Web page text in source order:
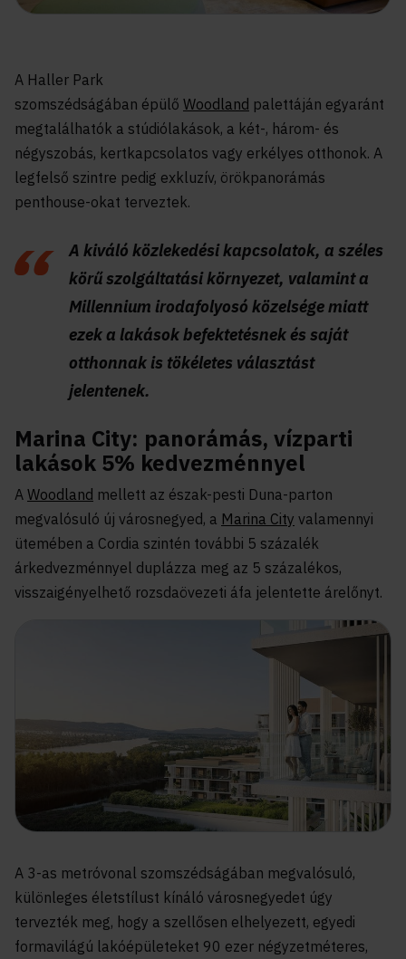
A Haller Park
szomszédságában épülő Woodland palettáján egyaránt
megtalálhatók a stúdiólakások, a két-, három- és
négyszobás, kertkapcsolatos vagy erkélyes otthonok. A
legfelső szintre pedig exkluzív, örökpanorámás
penthouse-okat terveztek.
A kiváló közlekedési kapcsolatok, a széles
körű szolgáltatási környezet, valamint a
Millennium irodafolyosó közelsége miatt
ezek a lakások befektetésnek és saját
otthonnak is tökéletes választást
jelentenek.
Marina City: panorámás, vízparti
lakások 5% kedvezménnyel
A Woodland mellett az észak-pesti Duna-parton
megvalósuló új városnegyed, a Marina City valamennyi
ütemében a Cordia szintén további 5 százalék
árkedvezménnyel duplázza meg az 5 százalékos,
visszaigényelhető rozsdaövezeti áfa jelentette árelőnyt.
A 3-as metróvonal szomszédságában megvalósuló,
különleges életstílust kínáló városnegyedet úgy
tervezték meg, hogy a szellősen elhelyezett, egyedi
formavilágú lakóépületeket 90 ezer négyzetméteres,